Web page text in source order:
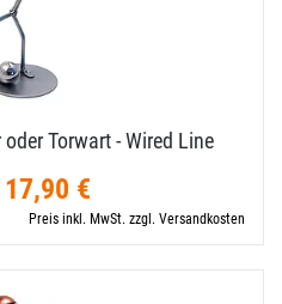
Torwart - Wired Line
17,90 €
Preis inkl. MwSt. zzgl. Versandkosten